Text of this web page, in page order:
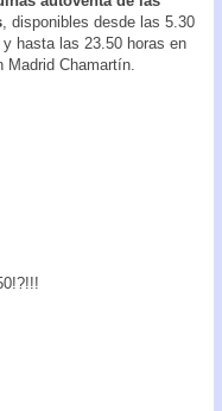
, disponibles desde las 5.30
y hasta las 23.50 horas en
Chamartín.